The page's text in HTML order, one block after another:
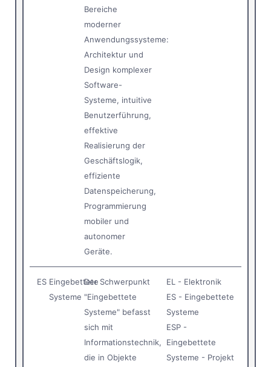
Bereiche
moderner
Anwendungssysteme:
Architektur und
Design komplexer
Software-
Systeme, intuitive
Benutzerführung,
effektive
Realisierung der
Geschäftslogik,
effiziente
Datenspeicherung,
Programmierung
mobiler und
autonomer
Geräte.
ES Eingebettete
Systeme
Der Schwerpunkt
"Eingebettete
Systeme" befasst
sich mit
Informationstechnik,
die in Objekte
EL - Elektronik
ES - Eingebettete
Systeme
ESP -
Eingebettete
Systeme - Projekt